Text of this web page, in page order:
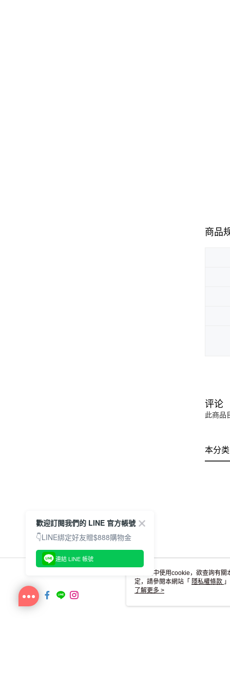
商品
评论
此商品
本分
本網站中使用cookie，欲查詢有
定，請參閱本網站「 隱私權條款
cookie。
了解更多 >
歡迎訂閱我們的 LINE 官方帳號
👇LINE綁定好友贈$888購物金
連結 LINE 帳號